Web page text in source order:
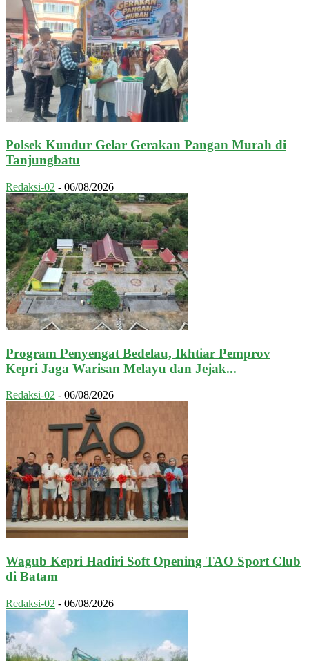
Polsek Kundur Gelar Gerakan Pangan Murah di
Tanjungbatu
Redaksi-02 - 06/08/2026
Program Penyengat Bedelau, Ikhtiar Pemprov
Kepri Jaga Warisan Melayu dan Jejak...
Redaksi-02 - 06/08/2026
Wagub Kepri Hadiri Soft Opening TAO Sport Club
di Batam
Redaksi-02 - 06/08/2026